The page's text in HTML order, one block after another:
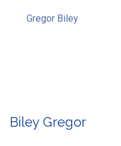
Biley Gregor